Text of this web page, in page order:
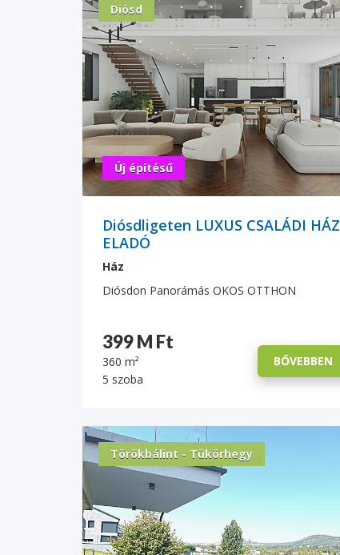
Diósd
Új építésű
Diósdligeten LUXUS CSALÁDI HÁZ
ELADÓ
Ház
Diósdon Panorámás OKOS OTTHON
399 M Ft
360 m²
5 szoba
BŐVEBBEN
Törökbálint - Tükörhegy